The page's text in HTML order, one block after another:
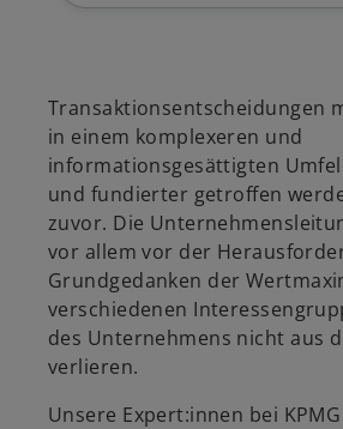
Transaktionsentscheidungen
in einem komplexeren und
informationsgesättigten
und fundierter getroffen
zuvor. Die
vor allem vor der
Grundgedanken der
verschiedenen
des Unternehmens nicht aus
verlieren.
Unsere Expert:innen bei